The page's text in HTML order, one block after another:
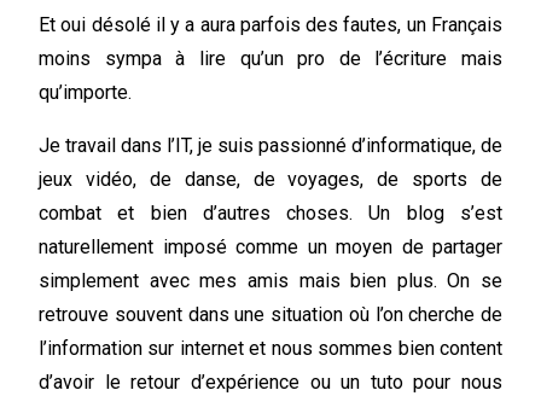
Et oui désolé il y a aura parfois des fautes, un Français
moins sympa à lire qu’un pro de l’écriture mais
qu’importe.
Je travail dans l’IT, je suis passionné d’informatique, de
jeux vidéo, de danse, de voyages, de sports de
combat et bien d’autres choses. Un blog s’est
naturellement imposé comme un moyen de partager
simplement avec mes amis mais bien plus. On se
retrouve souvent dans une situation où l’on cherche de
l’information sur internet et nous sommes bien content
d’avoir le retour d’expérience ou un tuto pour nous